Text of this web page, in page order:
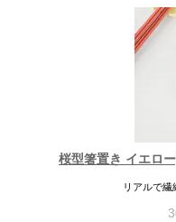
桜型箸置き イエロ
リアルで繊